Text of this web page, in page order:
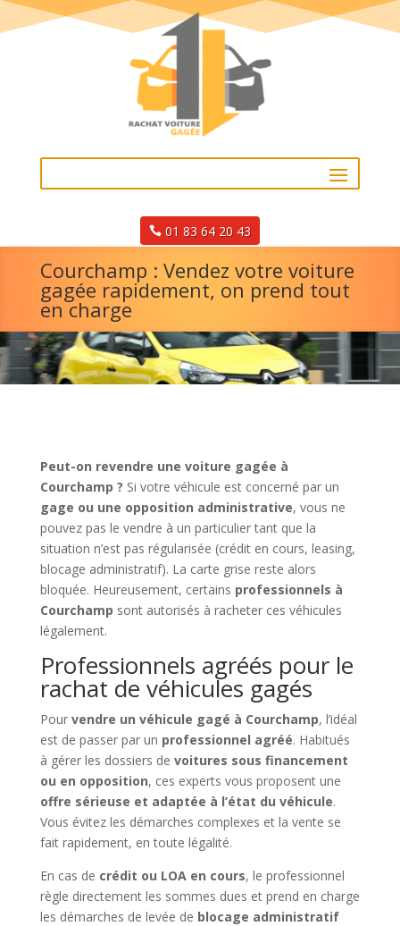
01 83 64 20 43
Courchamp : Vendez votre voiture
gagée rapidement, on prend tout
en charge
Peut-on revendre une voiture gagée à
Courchamp ? Si votre véhicule est concerné par un
gage ou une opposition administrative, vous ne
pouvez pas le vendre à un particulier tant que la
situation n’est pas régularisée (crédit en cours, leasing,
blocage administratif). La carte grise reste alors
bloquée. Heureusement, certains professionnels à
Courchamp sont autorisés à racheter ces véhicules
légalement.
Professionnels agréés pour le
rachat de véhicules gagés
Pour vendre un véhicule gagé à Courchamp, l’idéal
est de passer par un professionnel agréé. Habitués
à gérer les dossiers de voitures sous financement
ou en opposition, ces experts vous proposent une
offre sérieuse et adaptée à l’état du véhicule.
Vous évitez les démarches complexes et la vente se
fait rapidement, en toute légalité.
En cas de crédit ou LOA en cours, le professionnel
règle directement les sommes dues et prend en charge
les démarches de levée de blocage administratif